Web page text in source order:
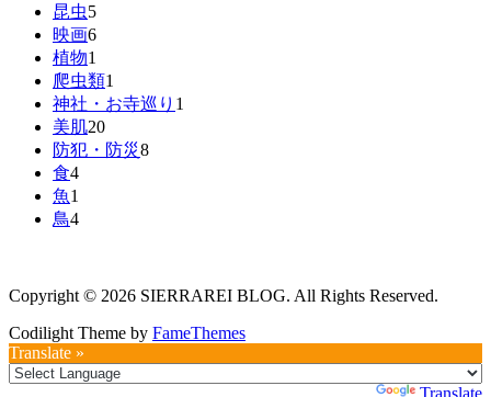
昆虫5
映画6
植物1
爬虫類1
神社・お寺巡り 1
美肌20
防犯・防災8
食4
魚1
鳥4
Copyright © 2026 SIERRAREI BLOG. All Rights Reserved.
Codilight Theme by FameThemes
Translate »
Translate